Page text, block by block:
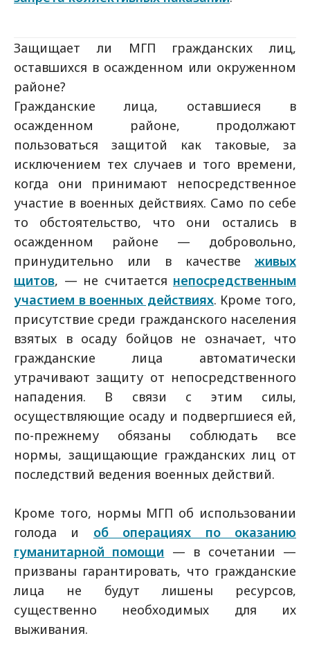
Защищает ли МГП гражданских лиц,
оставшихся в осажденном или окруженном
районе?
Гражданские лица, оставшиеся в
осажденном районе, продолжают
пользоваться защитой как таковые, за
исключением тех случаев и того времени,
когда они принимают непосредственное
участие в военных действиях. Само по себе
то обстоятельство, что они остались в
осажденном районе — добровольно,
принудительно или в качестве живых
щитов, — не считается непосредственным
участием в военных действиях. Кроме того,
присутствие среди гражданского населения
взятых в осаду бойцов не означает, что
гражданские лица автоматически
утрачивают защиту от непосредственного
нападения. В связи с этим силы,
осуществляющие осаду и подвергшиеся ей,
по-прежнему обязаны соблюдать все
нормы, защищающие гражданских лиц от
последствий ведения военных действий.
Кроме того, нормы МГП об использовании
голода и об операциях по оказанию
гуманитарной помощи — в сочетании —
призваны гарантировать, что гражданские
лица не будут лишены ресурсов,
существенно необходимых для их
выживания.